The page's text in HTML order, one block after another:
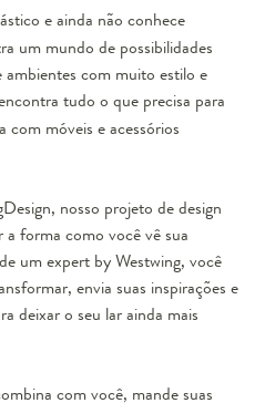
e ainda não conhece
um mundo de possibilidades
com muito estilo e
tudo o que precisa para
com móveis e acessórios
nosso projeto de design
forma como você vê sua
um expert by Westwing, você
envia suas inspirações e
deixar o seu lar ainda mais
com você, mande suas